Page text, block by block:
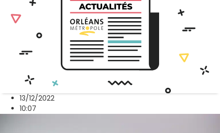
13/12/2022
10:07